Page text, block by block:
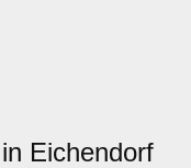
in Eichendorf